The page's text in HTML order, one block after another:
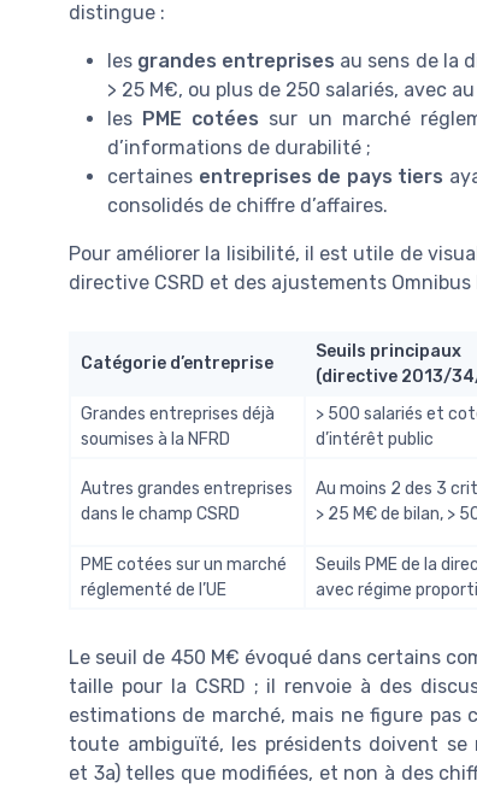
distingue :
les grandes entreprises au sens de la
> 25 M€, ou plus de 250 salariés, avec
les PME cotées sur un marché
d’informations de durabilité ;
certaines entreprises de pays tiers
consolidés de chiffre d’affaires.
Pour améliorer la lisibilité, il est utile de
directive CSRD et des ajustements Omnibus
Catégorie d’entreprise
Seuils principaux
(directive 2013/
Grandes entreprises déjà
soumises à la NFRD
> 500 salariés et
d’intérêt public
Autres grandes entreprises
dans le champ CSRD
Au moins 2 des 3
> 25 M€ de bilan, >
PME cotées sur un marché
réglementé de l’UE
Seuils PME de la
avec régime
Le seuil de 450 M€ évoqué dans certains
taille pour la CSRD ; il renvoie à des
estimations de marché, mais ne figure
toute ambiguïté, les présidents doivent
et 3a) telles que modifiées, et non à des